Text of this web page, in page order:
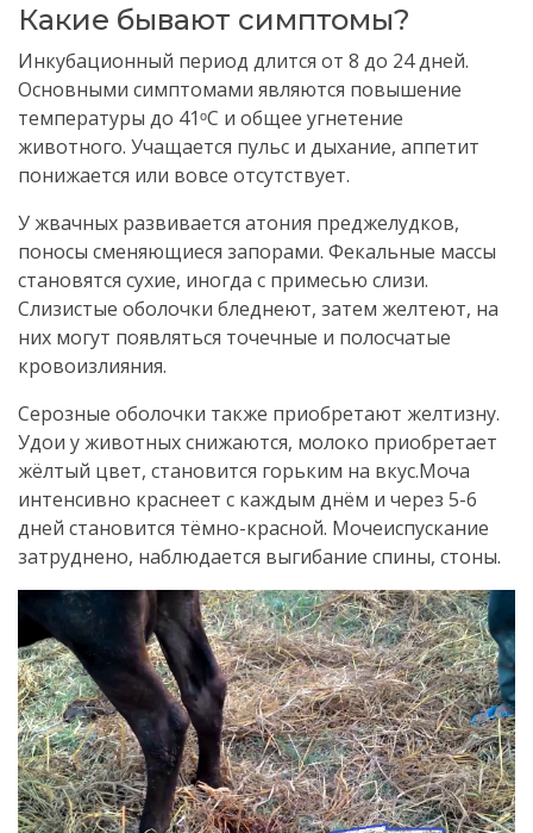
Какие бывают симптомы?
Инкубационный период длится от 8 до 24 дней.
Основными симптомами являются повышение
температуры до 41ᵒC и общее угнетение
животного. Учащается пульс и дыхание, аппетит
понижается или вовсе отсутствует.
У жвачных развивается атония преджелудков,
поносы сменяющиеся запорами. Фекальные массы
становятся сухие, иногда с примесью слизи.
Слизистые оболочки бледнеют, затем желтеют, на
них могут появляться точечные и полосчатые
кровоизлияния.
Серозные оболочки также приобретают желтизну.
Удои у животных снижаются, молоко приобретает
жёлтый цвет, становится горьким на вкус.Моча
интенсивно краснеет с каждым днём и через 5-6
дней становится тёмно-красной. Мочеиспускание
затруднено, наблюдается выгибание спины, стоны.